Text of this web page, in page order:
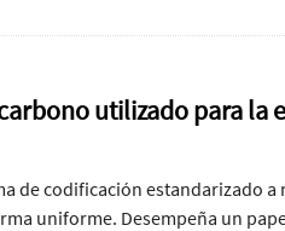
utilizado para la
de codificación estandarizado
uniforme. Desempeña un